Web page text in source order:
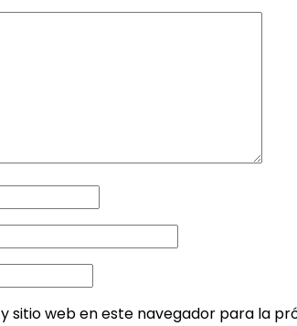
web en este navegador para la